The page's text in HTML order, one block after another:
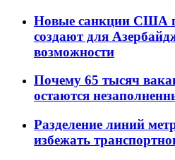
Новые санкции США
создают для
возможности
Почему 65 тысяч
остаются
Разделение линий
избежать